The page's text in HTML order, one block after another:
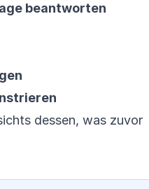
beantworten
dessen, was zuvor